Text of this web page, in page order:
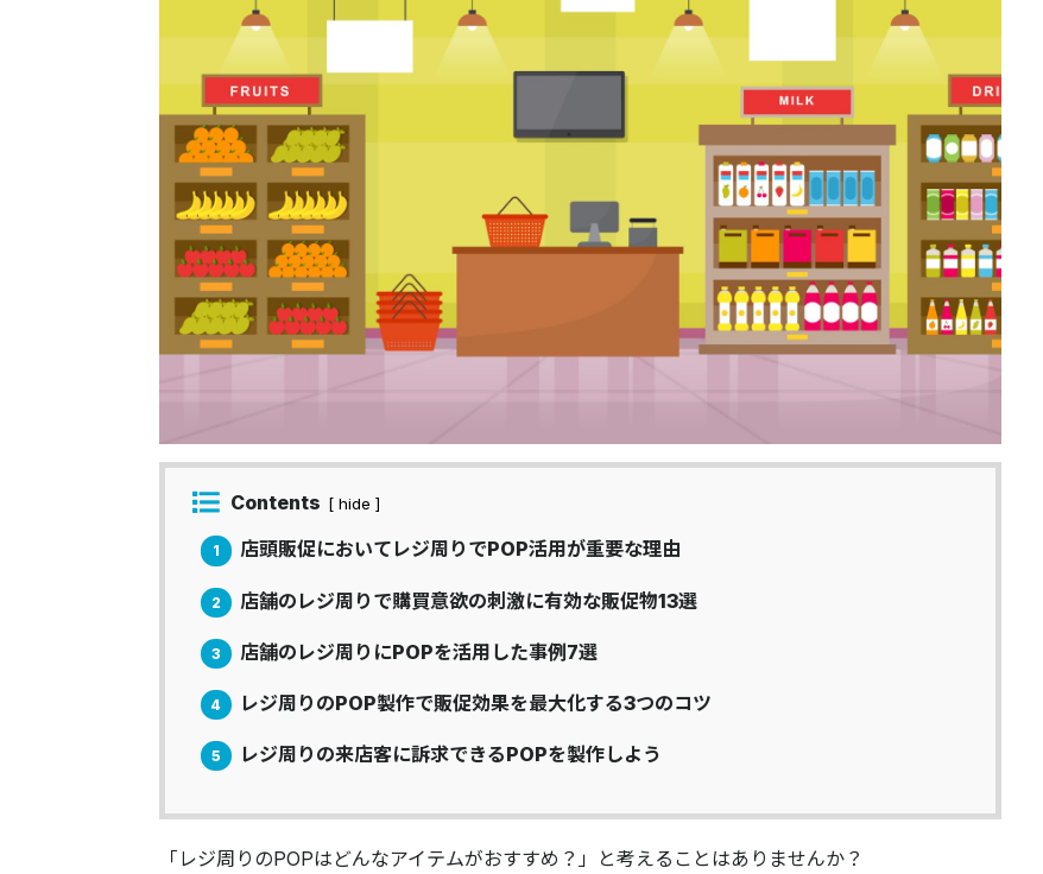
Contents [ hide ]
1 店頭販促においてレジ周りでPOP活用が重要な理由
2 店舗のレジ周りで購買意欲の刺激に有効な販促物13選
3 店舗のレジ周りにPOPを活用した事例7選
4 レジ周りのPOP製作で販促効果を最大化する3つのコツ
5 レジ周りの来店客に訴求できるPOPを製作しよう
「レジ周りのPOPはどんなアイテムがおすすめ？」と考えることはありませんか？